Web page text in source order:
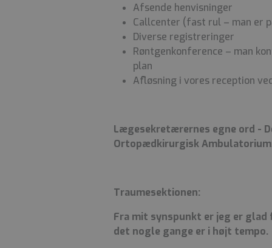
Afsende henvisninger
Callcenter (fast rul – man er
Diverse registreringer
Røntgenkonference – man
plan
Afløsning i vores reception
Lægesekretærernes egne ord -
Ortopædkirurgisk
Traumesektionen:
Fra mit synspunkt er jeg er
det nogle gange er i højt tempo.